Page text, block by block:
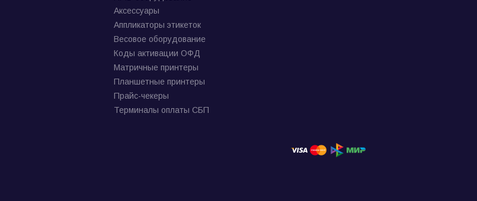
Аксессуары
Аппликаторы этикеток
Весовое оборудование
Коды активации ОФД
Матричные принтеры
Планшетные принтеры
Прайс-чекеры
Терминалы оплаты СБП